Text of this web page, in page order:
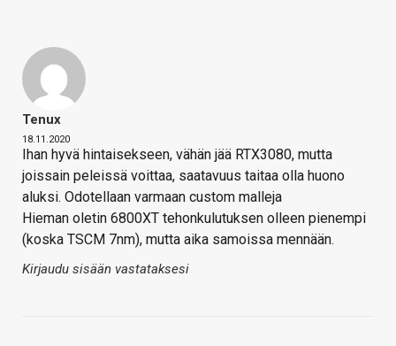
Tenux
18.11.2020
Ihan hyvä hintaisekseen, vähän jää RTX3080, mutta
joissain peleissä voittaa, saatavuus taitaa olla huono
aluksi. Odotellaan varmaan custom malleja
Hieman oletin 6800XT tehonkulutuksen olleen pienempi
(koska TSCM 7nm), mutta aika samoissa mennään.
Kirjaudu sisään vastataksesi